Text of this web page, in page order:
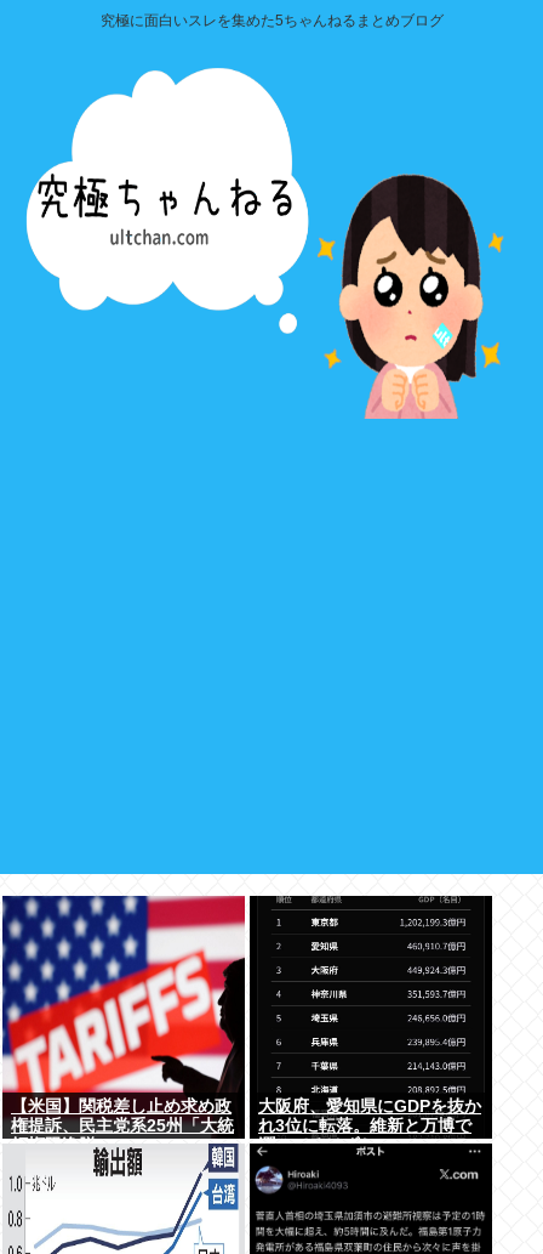
究極に面白いスレを集めた5ちゃんねるまとめブログ
【米国】関税差し止め求め政
権提訴、民主党系25州「大統
領権限逸脱」
大阪府、愛知県にGDPを抜か
れ3位に転落。維新と万博で
潤ってるはずじゃ…